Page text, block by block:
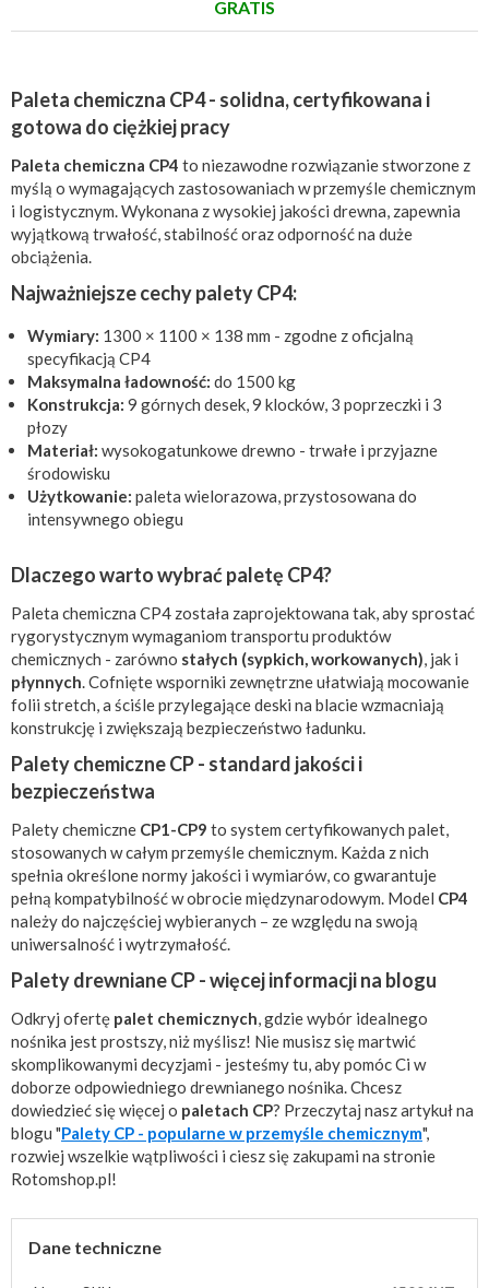
GRATIS
Paleta chemiczna CP4 - solidna, certyfikowana i
gotowa do ciężkiej pracy
Paleta chemiczna CP4 to niezawodne rozwiązanie stworzone z
myślą o wymagających zastosowaniach w przemyśle chemicznym
i logistycznym. Wykonana z wysokiej jakości drewna, zapewnia
wyjątkową trwałość, stabilność oraz odporność na duże
obciążenia.
Najważniejsze cechy palety CP4:
Wymiary: 1300 × 1100 × 138 mm - zgodne z oficjalną
specyfikacją CP4
Maksymalna ładowność: do 1500 kg
Konstrukcja: 9 górnych desek, 9 klocków, 3 poprzeczki i 3
płozy
Materiał: wysokogatunkowe drewno - trwałe i przyjazne
środowisku
Użytkowanie: paleta wielorazowa, przystosowana do
intensywnego obiegu
Dlaczego warto wybrać paletę CP4?
Paleta chemiczna CP4 została zaprojektowana tak, aby sprostać
rygorystycznym wymaganiom transportu produktów
chemicznych - zarówno stałych (sypkich, workowanych), jak i
płynnych. Cofnięte wsporniki zewnętrzne ułatwiają mocowanie
folii stretch, a ściśle przylegające deski na blacie wzmacniają
konstrukcję i zwiększają bezpieczeństwo ładunku.
Palety chemiczne CP - standard jakości i
bezpieczeństwa
Palety chemiczne CP1-CP9 to system certyfikowanych palet,
stosowanych w całym przemyśle chemicznym. Każda z nich
spełnia określone normy jakości i wymiarów, co gwarantuje
pełną kompatybilność w obrocie międzynarodowym. Model CP4
należy do najczęściej wybieranych – ze względu na swoją
uniwersalność i wytrzymałość.
Palety drewniane CP - więcej informacji na blogu
Odkryj ofertę palet chemicznych, gdzie wybór idealnego
nośnika jest prostszy, niż myślisz! Nie musisz się martwić
skomplikowanymi decyzjami - jesteśmy tu, aby pomóc Ci w
doborze odpowiedniego drewnianego nośnika. Chcesz
dowiedzieć się więcej o paletach CP? Przeczytaj nasz artykuł na
blogu "Palety CP - popularne w przemyśle chemicznym",
rozwiej wszelkie wątpliwości i ciesz się zakupami na stronie
Rotomshop.pl!
Dane techniczne